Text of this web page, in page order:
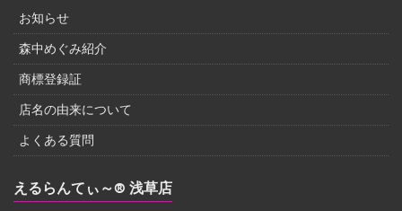
お知らせ
森中めぐみ紹介
商標登録証
店名の由来について
よくある質問
えるらんてぃ～® 浅草店